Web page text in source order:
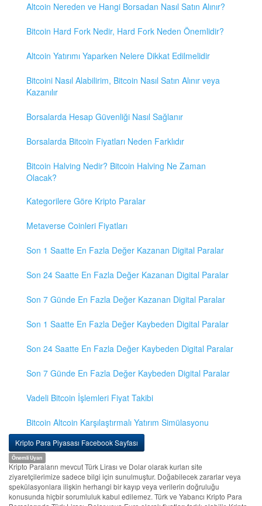
Altcoin Nereden ve Hangi Borsadan Nasıl Satın Alınır?
Bitcoin Hard Fork Nedir, Hard Fork Neden Önemlidir?
Altcoin Yatırımı Yaparken Nelere Dikkat Edilmelidir
Bitcoini Nasıl Alabilirim, Bitcoin Nasıl Satın Alınır veya
Kazanılır
Borsalarda Hesap Güvenliği Nasıl Sağlanır
Borsalarda Bitcoin Fiyatları Neden Farklıdır
Bitcoin Halving Nedir? Bitcoin Halving Ne Zaman
Olacak?
Kategorilere Göre Kripto Paralar
Metaverse Coinleri Fiyatları
Son 1 Saatte En Fazla Değer Kazanan Digital Paralar
Son 24 Saatte En Fazla Değer Kazanan Digital Paralar
Son 7 Günde En Fazla Değer Kazanan Digital Paralar
Son 1 Saatte En Fazla Değer Kaybeden Digital Paralar
Son 24 Saatte En Fazla Değer Kaybeden Digital Paralar
Son 7 Günde En Fazla Değer Kaybeden Digital Paralar
Vadeli Bitcoin İşlemleri Fiyat Takibi
Bitcoin Altcoin Karşılaştırmalı Yatırım Simülasyonu
Kripto Para Piyasası Facebook Sayfası
Önemli Uyarı
Kripto Paraların mevcut Türk Lirası ve Dolar olarak kurları site
ziyaretçilerimize sadece bilgi için sunulmuştur. Doğabilecek zararlar veya
spekülasyonlara ilişkin herhangi bir kayıp veya verilerin doğruluğu
konusunda hiçbir sorumluluk kabul edilemez. Türk ve Yabancı Kripto Para